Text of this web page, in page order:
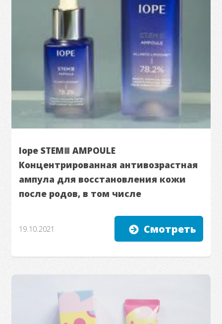
Iope STEMⅢ AMPOULE
Концентрированная антивозрастная
ампула для восстановления кожи
после родов, в том числе
19.10.2021 Смотреть